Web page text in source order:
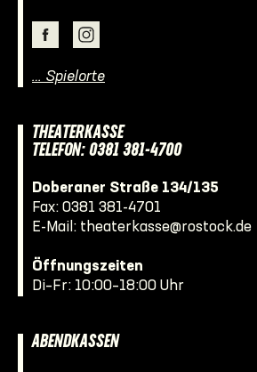
… Spielorte
THEATERKASSE
TELEFON: 0381 381-4700
Doberaner Straße 134/135
Fax: 0381 381-4701
E-Mail: theaterkasse@rostock.de
Öffnungszeiten
Di–Fr: 10:00–18:00 Uhr
ABENDKASSEN